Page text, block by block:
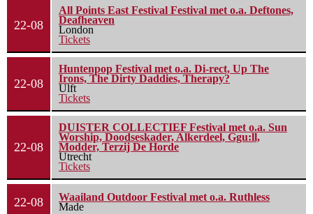
22-08
All Points East Festival Festival met o.a. Deftones,
Deafheaven
London
Tickets
22-08
Huntenpop Festival met o.a. Di-rect, Up The
Irons, The Dirty Daddies, Therapy?
Ulft
Tickets
22-08
DUISTER COLLECTIEF Festival met o.a. Sun
Worship, Doodseskader, Alkerdeel, Ggu:ll,
Modder, Terzij De Horde
Utrecht
Tickets
22-08
Waailand Outdoor Festival met o.a. Ruthless
Made